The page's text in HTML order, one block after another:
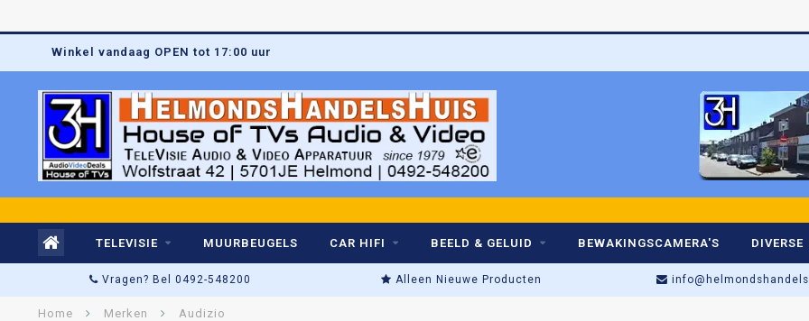
Winkel vandaag OPEN tot 17:00 uur
TELEVISIE MUURBEUGELS CAR HIFI BEELD & GELUID BEWAKINGSCAMERA'S DIVERSE
Vragen? Bel 0492-548200 Alleen Nieuwe Producten
Home Merken Audizio